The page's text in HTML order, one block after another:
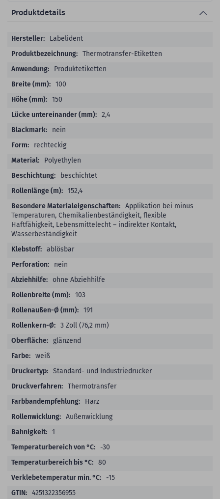
Produktdetails
ProduktdetailsLabelident
Thermotransfer-Etiketten
Produktetiketten
100
150
2,4
nein
rechteckig
Polyethylen
beschichtet
152,4
Applikation bei minus
Temperaturen, Chemikalienbeständigkeit, flexible
Haftfähigkeit, Lebensmittelecht – indirekter Kontakt,
Wasserbeständigkeit
ablösbar
nein
ohne Abziehhilfe
103
191
3 Zoll (76,2 mm)
glänzend
weiß
Standard- und Industriedrucker
Thermotransfer
Harz
Außenwicklung
1
-30
80
-15
4251322356955